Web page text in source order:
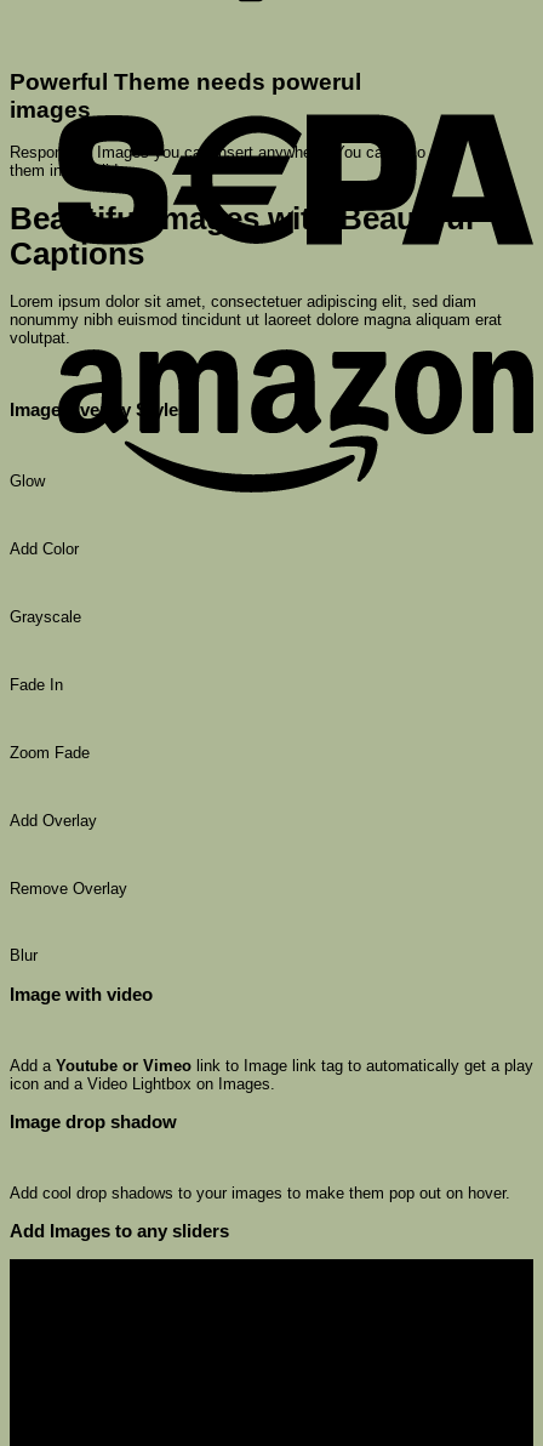
Powerful Theme needs powerul
images
Responsive Images you can insert anywhere. You can also
them into a slider.
Beautiful Images with Beautiful
Captions
Lorem ipsum dolor sit amet, consectetuer adipiscing elit, sed diam
nonummy nibh euismod tincidunt ut laoreet dolore magna aliquam erat
volutpat.
Image Overlay Styles
Glow
Add Color
Grayscale
Fade In
Zoom Fade
Add Overlay
Remove Overlay
Blur
Image with video
Add a Youtube or Vimeo link to Image link tag to automatically get a play
icon and a Video Lightbox on Images.
Image drop shadow
Add cool drop shadows to your images to make them pop out on hover.
Add Images to any sliders